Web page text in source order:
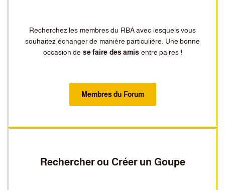
Recherchez les membres du RBA avec lesquels vous
souhaitez échanger de manière particulière. Une bonne
occasion de se faire des amis entre paires !
Membres du Forum
Rechercher ou Créer un Goupe